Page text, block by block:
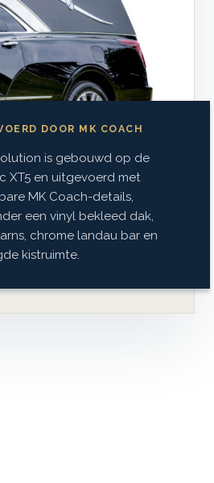
DOOR MK COACH
is gebouwd op de
XT5 en uitgevoerd met
MK Coach-details,
een vinyl bekleed dak,
chrome landau bar en
kistruimte.